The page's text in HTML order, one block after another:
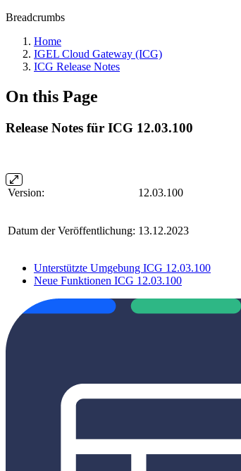
Breadcrumbs
Home
IGEL Cloud Gateway (ICG)
ICG Release Notes
On this Page
Release Notes für ICG 12.03.100
Version: 12.03.100
Datum der Veröffentlichung: 13.12.2023
Unterstützte Umgebung ICG 12.03.100
Neue Funktionen ICG 12.03.100